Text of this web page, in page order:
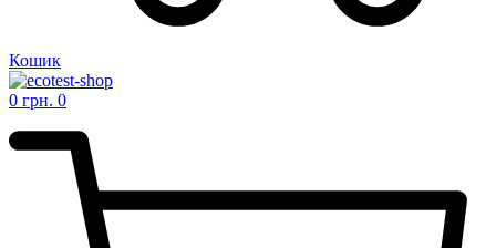
Кошик
0 грн. 0